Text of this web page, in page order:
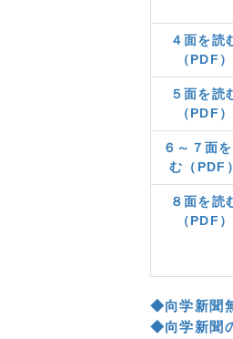
４面を読
（PDF）
５面を読
（PDF）
６～７面
む（PDF）
８面を読
（PDF）
◆向学新聞
◆向学新聞